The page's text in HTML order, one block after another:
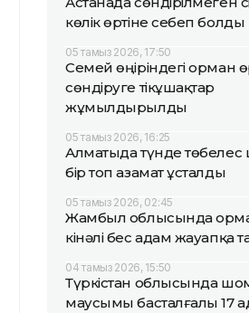
көлік өртіне себеп болды
05 тамыз 2026, 17:50
Семей өңіріндегі орман
сөндіруге тікұшақтар
жұмылдырылды
05 тамыз 2026, 16:25
Алматыда түнде
бір топ азамат ұсталды
05 тамыз 2026, 02:45
Жамбыл облысында
кінәлі бес адам жауапқа
04 тамыз 2026, 15:50
Түркістан облысында
маусымы басталғалы 17